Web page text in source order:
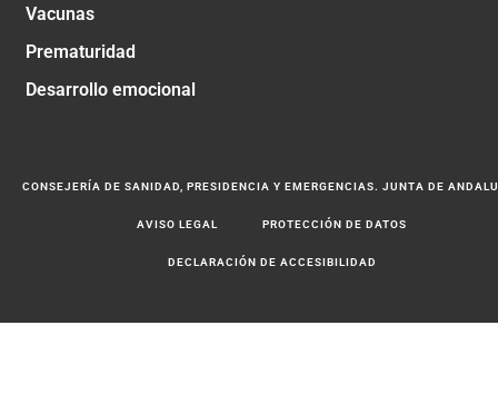
Vacunas
Prematuridad
Desarrollo emocional
CONSEJERÍA DE SANIDAD, PRESIDENCIA Y EMERGENCIAS. JUNTA DE
AVISO LEGAL PROTECCIÓN DE DATOS
DECLARACIÓN DE ACCESIBILIDAD